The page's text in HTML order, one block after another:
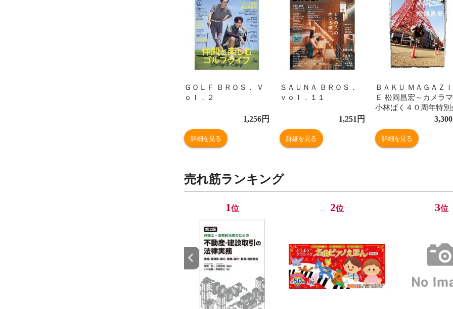
ＧＯＬＦ ＢＲＯＳ． Ｖ
ｏｌ．２
1,256円
詳細を見る
ＳＡＵＮＡ ＢＲＯＳ．
ｖｏｌ．１１
1,251 円
詳細を見る
ＢＡＫＵ ＭＡＧＡＺ
Ｅ 松岡昌宏～カメラ
小林ばく４０周年特別
3,300
詳細を見る
売れ筋ランキング
1位 2位 3位